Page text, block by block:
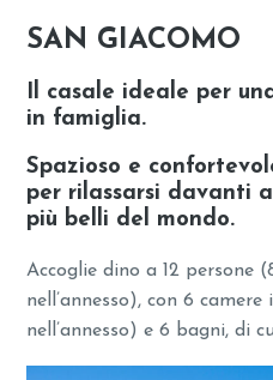
SAN GIACOMO
Il casale ideale per
in famiglia.
Spazioso e
per rilassarsi davanti
più belli del mondo.
Accoglie dino a 12 persone
nell’annesso), con 6
nell’annesso) e 6 bagni, di